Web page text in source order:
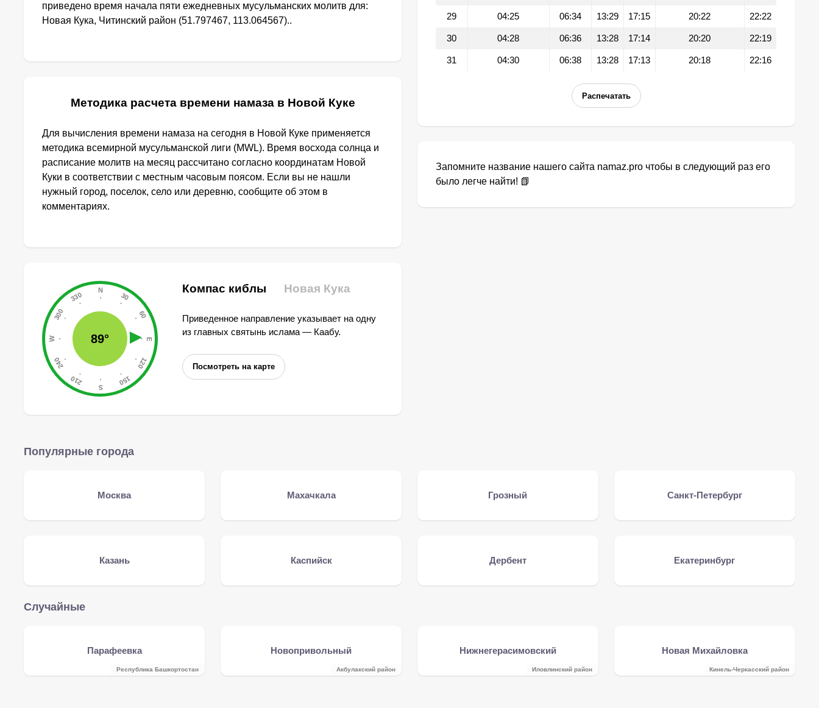
приведено время начала пяти ежедневных мусульманских молитв для:
Новая Кука, Читинский район (51.797467, 113.064567)..
Методика расчета времени намаза в Новой Куке
Для вычисления времени намаза на сегодня в Новой Куке применяется
методика всемирной мусульманской лиги (MWL). Время восхода солнца и
расписание молитв на месяц рассчитано согласно координатам Новой
Куки в соответствии с местным часовым поясом. Если вы не нашли
нужный город, поселок, село или деревню, сообщите об этом в
комментариях.
89°
Компас киблы Новая Кука
Приведенное направление указывает на одну
из главных святынь ислама — Каабу.
Посмотреть на карте
29 04:25 06:34 13:29 17:15 20:22 22:22
30 04:28 06:36 13:28 17:14 20:20 22:19
31 04:30 06:38 13:28 17:13 20:18 22:16
Распечатать
Запомните название нашего сайта namaz.pro чтобы в следующий раз его
было легче найти! 📗
Популярные города
Москва Махачкала Грозный Санкт-Петербург
Казань Каспийск Дербент Екатеринбург
Случайные
Парафеевка
Республика Башкортостан
Новопривольный
Акбулакский район
Нижнегерасимовский
Иловлинский район
Новая Михайловка
Кинель-Черкасский район